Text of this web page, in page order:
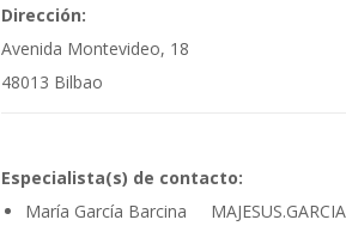
Dirección:
Avenida Montevideo, 18
48013 Bilbao
Especialista(s) de contacto:
María García Barcina